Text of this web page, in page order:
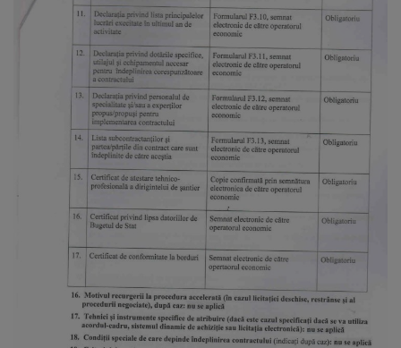
foto
Administrație
Primărie
Primar
Viceprimari
Organigrama
Aparatul
primăriei